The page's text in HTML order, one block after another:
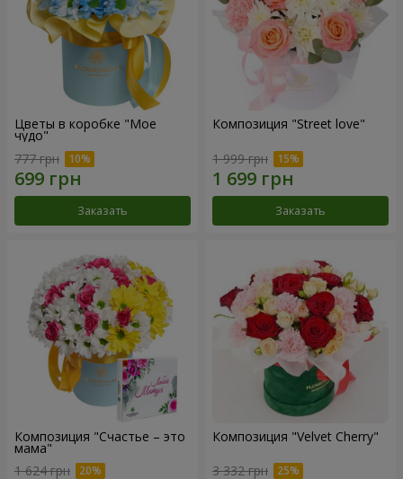
Цветы в коробке "Мое
чудо"
777 грн
Заказать
Композиция "Street love"
1 999 грн
Заказать
Композиция "Счастье – это
мама"
1 624 грн
Композиция "Velvet Cherry"
3 332 грн